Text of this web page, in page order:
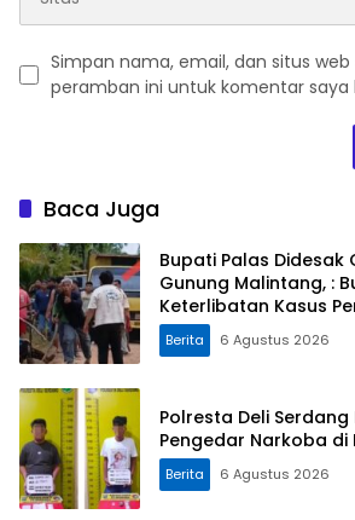
Simpan nama, email, dan situs
peramban ini untuk komentar saya
Baca Juga
Bupati Palas Didesak
Gunung Malintang, :
Keterlibatan Kasus
Dusun Balaka
Berita 6 Agustus 2026
Polresta Deli
Pengedar Narkoba di
Berita 6 Agustus 2026